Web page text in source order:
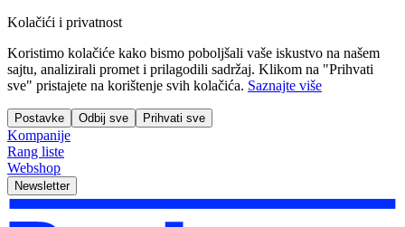
Kolačići i privatnost
Koristimo kolačiće kako bismo poboljšali vaše iskustvo na našem
sajtu, analizirali promet i prilagodili sadržaj. Klikom na "Prihvati
sve" pristajete na korištenje svih kolačića. Saznajte više
Postavke Odbij sve Prihvati sve
Kompanije
Rang liste
Webshop
Newsletter